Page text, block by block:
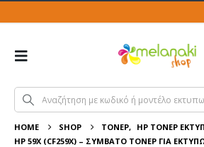
HOME SHOP ΤΌΝΕΡ, HP ΤΌΝΕΡ
HP 59X (CF259X) – ΣΥΜΒΑΤΌ ΤΌΝΕΡ ΓΙΑ